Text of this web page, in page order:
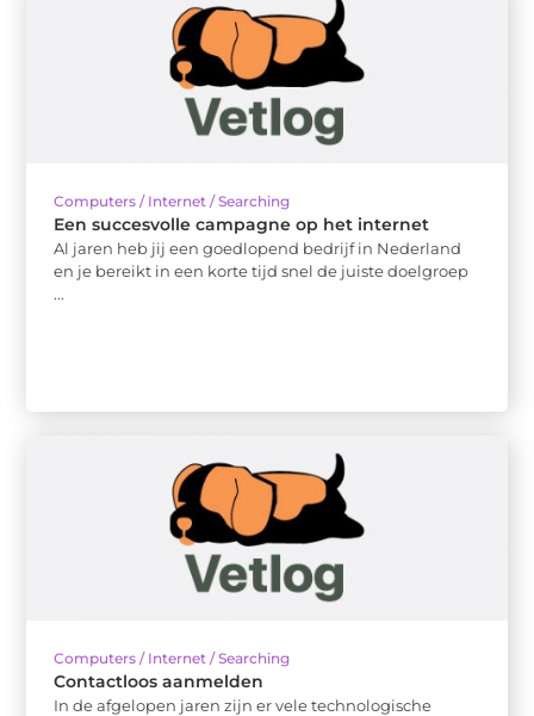
Computers / Internet / Searching
Een succesvolle campagne op het internet
Al jaren heb jij een goedlopend bedrijf in Nederland
en je bereikt in een korte tijd snel de juiste doelgroep
...
Computers / Internet / Searching
Contactloos aanmelden
In de afgelopen jaren zijn er vele technologische